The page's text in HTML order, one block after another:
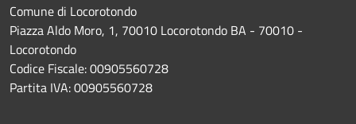
Comune di Locorotondo
Piazza Aldo Moro, 1, 70010 Locorotondo BA - 70010 -
Locorotondo
Codice Fiscale: 00905560728
Partita IVA: 00905560728